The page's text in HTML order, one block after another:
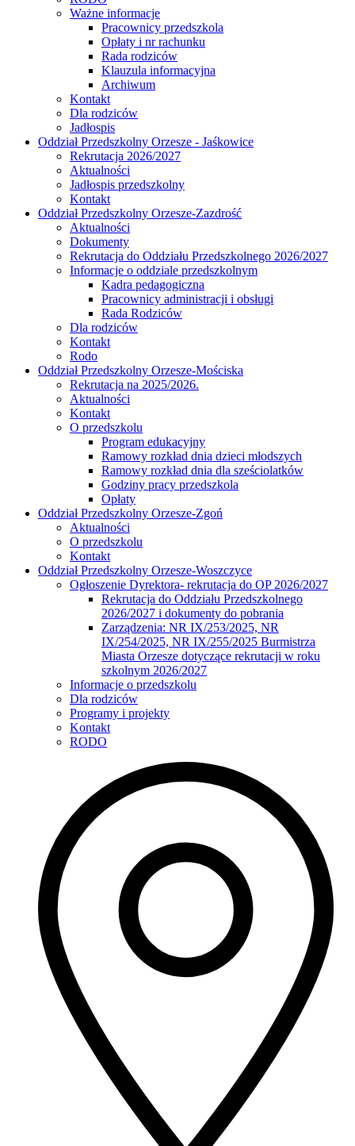
Ważne informacje
Pracownicy przedszkola
Opłaty i nr rachunku
Rada rodziców
Klauzula informacyjna
Archiwum
Kontakt
Dla rodziców
Jadłospis
Oddział Przedszkolny Orzesze - Jaśkowice
Rekrutacja 2026/2027
Aktualności
Jadłospis przedszkolny
Kontakt
Oddział Przedszkolny Orzesze-Zazdrość
Aktualności
Dokumenty
Rekrutacja do Oddziału Przedszkolnego 2026/2027
Informacje o oddziale przedszkolnym
Kadra pedagogiczna
Pracownicy administracji i obsługi
Rada Rodziców
Dla rodziców
Kontakt
Rodo
Oddział Przedszkolny Orzesze-Mościska
Rekrutacja na 2025/2026.
Aktualności
Kontakt
O przedszkolu
Program edukacyjny
Ramowy rozkład dnia dzieci młodszych
Ramowy rozkład dnia dla sześciolatków
Godziny pracy przedszkola
Opłaty
Oddział Przedszkolny Orzesze-Zgoń
Aktualności
O przedszkolu
Kontakt
Oddział Przedszkolny Orzesze-Woszczyce
Ogłoszenie Dyrektora- rekrutacja do OP 2026/2027
Rekrutacja do Oddziału Przedszkolnego
2026/2027 i dokumenty do pobrania
Zarządzenia: NR IX/253/2025, NR
IX/254/2025, NR IX/255/2025 Burmistrza
Miasta Orzesze dotyczące rekrutacji w roku
szkolnym 2026/2027
Informacje o przedszkolu
Dla rodziców
Programy i projekty
Kontakt
RODO